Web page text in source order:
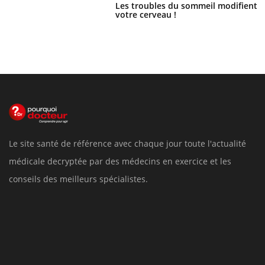
Les troubles du sommeil modifient
votre cerveau !
Le site santé de référence avec chaque jour toute l'actualité
médicale decryptée par des médecins en exercice et les
conseils des meilleurs spécialistes.